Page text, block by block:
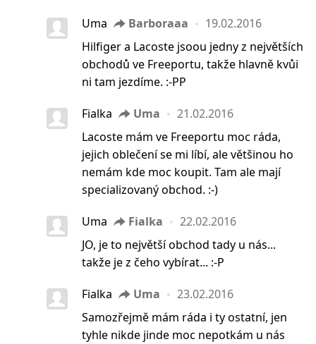
Uma Barboraaa
19.02.2016
Hilfiger a Lacoste jsoou jedny z největších
obchodů ve Freeportu, takže hlavně kvůi
ni tam jezdíme. :-PP
Fialka Uma
21.02.2016
Lacoste mám ve Freeportu moc ráda,
jejich oblečení se mi líbí, ale většinou ho
nemám kde moc koupit. Tam ale mají
specializovaný obchod. :-)
Uma Fialka
22.02.2016
JO, je to největší obchod tady u nás...
takže je z čeho vybírat... :-P
Fialka Uma
23.02.2016
Samozřejmě mám ráda i ty ostatní, jen
tyhle nikde jinde moc nepotkám u nás